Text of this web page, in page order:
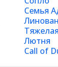
Семья
Лютня
Call of